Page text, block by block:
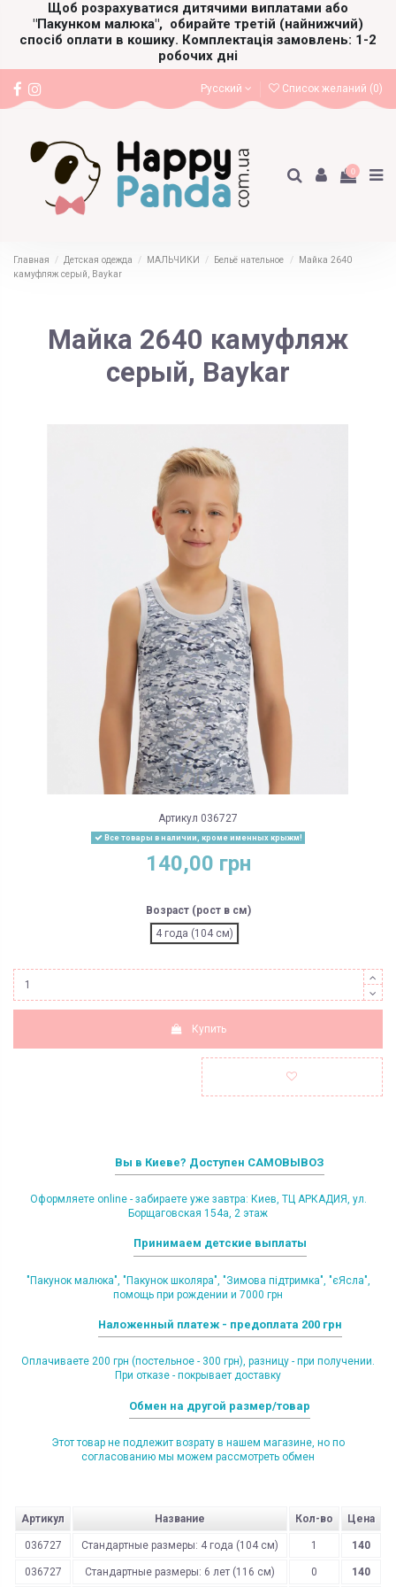
Щоб розрахуватися дитячими виплатами або
"Пакунком малюка", обирайте третій (найнижчий)
спосіб оплати в кошику. Комплектація замовлень: 1-2
робочих дні
Русский Список желаний (0)
0
Главная Детская одежда МАЛЬЧИКИ Бельё нательное
Майка 2640
камуфляж серый, Baykar
Майка 2640 камуфляж
серый, Baykar
Артикул 036727
Все товары в наличии, кроме именных крыжм!
140,00 грн
Возраст (рост в см)
4 года (104 см)
Купить
Вы в Киеве? Доступен САМОВЫВОЗ
Оформляете online - забираете уже завтра: Киев, ТЦ АРКАДИЯ, ул.
Борщаговская 154а, 2 этаж
Принимаем детские выплаты
"Пакунок малюка", "Пакунок школяра", "Зимова підтримка", "єЯсла",
помощь при рождении и 7000 грн
Наложенный платеж - предоплата 200 грн
Оплачиваете 200 грн (постельное - 300 грн), разницу - при получении.
При отказе - покрывает доставку
Обмен на другой размер/товар
Этот товар не подлежит возрату в нашем магазине, но по
согласованию мы можем рассмотреть обмен
Артикул Название Кол-во Цена
036727 Стандартные размеры: 4 года (104 см) 1 140
036727 Стандартные размеры: 6 лет (116 см) 0 140